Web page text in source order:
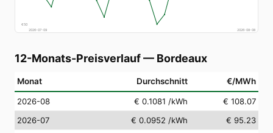
€50
2026-07-09
2026-08-08
12-Monats-Preisverlauf— Bordeaux
Monat Durchschnitt €/MWh
2026-08 € 0.1081 /kWh
€ 108.07
2026-07
€ 0.0952 /kWh
€ 95.23